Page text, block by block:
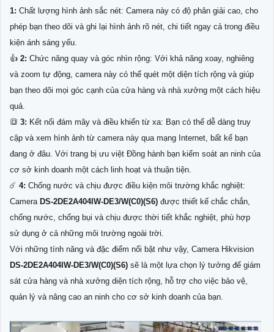
1: Chất lượng hình ảnh sắc nét: Camera này có độ phân giải cao, cho
phép bạn theo dõi và ghi lại hình ảnh rõ nét, chi tiết ngay cả trong điều
kiện ánh sáng yếu.
👍 2: Chức năng quay và góc nhìn rộng: Với khả năng xoay, nghiêng
và zoom tự động, camera này có thể quét một diện tích rộng và giúp
bạn theo dõi mọi góc cạnh của cửa hàng và nhà xưởng một cách hiệu
quả.
🔳 3: Kết nối đám mây và điều khiển từ xa: Bạn có thể dễ dàng truy
cập và xem hình ảnh từ camera này qua mạng Internet, bất kể bạn
đang ở đâu. Với trang bị ưu việt Đồng hành bạn kiểm soát an ninh của
cơ sở kinh doanh một cách linh hoạt và thuận tiện.
☄️ 4: Chống nước và chịu được điều kiện môi trường khắc nghiệt:
Camera DS-2DE2A404IW-DE3/W(C0)(S6) được thiết kế chắc chắn,
chống nước, chống bụi và chịu được thời tiết khắc nghiệt, phù hợp
sử dụng ở cả những môi trường ngoài trời.
Với những tính năng và đặc điểm nổi bật như vậy, Camera Hikvision
DS-2DE2A404IW-DE3/W(C0)(S6) sẽ là một lựa chọn lý tưởng để giám
sát cửa hàng và nhà xưởng diện tích rộng, hỗ trợ cho việc bảo vệ,
quản lý và nâng cao an ninh cho cơ sở kinh doanh của bạn.